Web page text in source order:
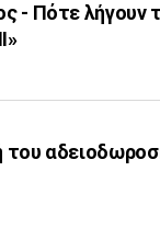
- Πότε λήγουν
του